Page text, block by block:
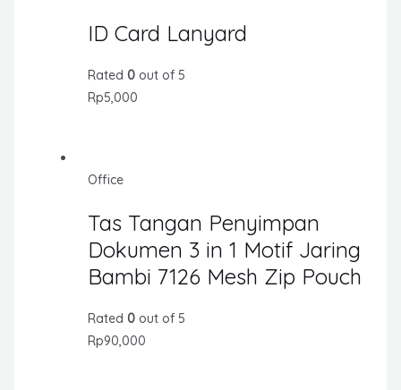
ID Card Lanyard
Rated 0out of 5
Rp5,000
Office
Tas Tangan Penyimpan
Dokumen 3 in 1 Motif Jaring
Bambi 7126 Mesh Zip Pouch
Rated 0out of 5
Rp90,000